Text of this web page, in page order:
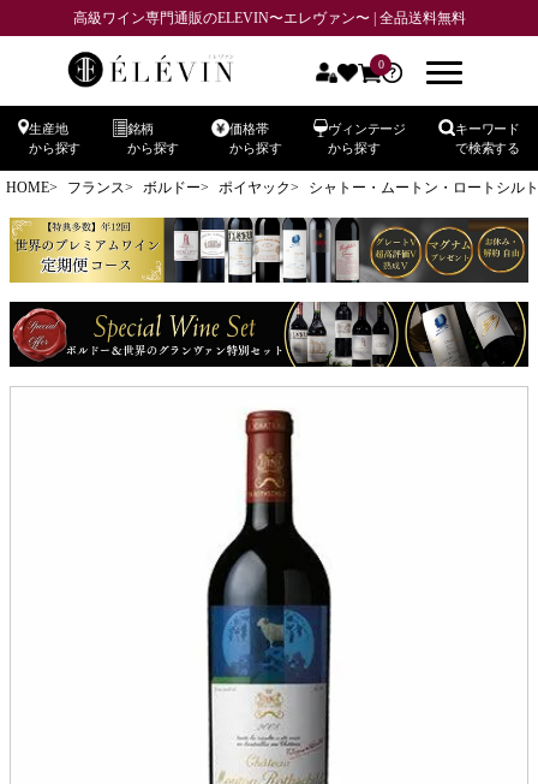
高級ワイン専門通販のELEVIN〜エレヴァン〜 | 全品送料無料
0
生産地
から探す
銘柄
から探す
価格帯
から探す
ヴィンテージ
から探す
キーワード
で検索する
HOME フランス ボルドー ポイヤック シャトー・ムートン・ロートシル